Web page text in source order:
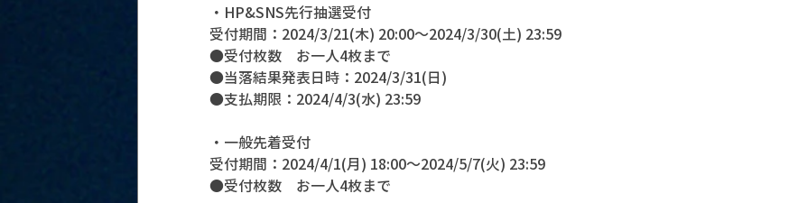
・HP&SNS先行抽選受付
受付期間：2024/3/21(木) 20:00〜2024/3/30(土) 23:59
●受付枚数　お一人4枚まで
●当落結果発表日時：2024/3/31(日)
●支払期限：2024/4/3(水) 23:59
・一般先着受付
受付期間：2024/4/1(月) 18:00〜2024/5/7(火) 23:59
●受付枚数　お一人4枚まで